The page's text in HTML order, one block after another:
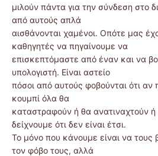
μιλούν πάντα για την σύνδεση στο
από αυτούς απλά
αισθάνονται χαμένοι. Οπότε μας
καθηγητές να πηγαίνουμε να
επισκεπτόμαστε από έναν και να
υπολογιστή. Είναι αστείο
πόσοι από αυτούς φοβούνται ότι αν
κουμπί όλα θα
καταστραφούν ή θα ανατιναχτούν ή
δείχνουμε ότι δεν είναι έτσι.
Το μόνο που κάνουμε είναι να
τον φόβο τους, αλλά